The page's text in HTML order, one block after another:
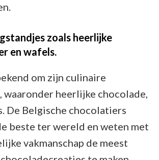
zoals heerlijke
en wafels.
om zijn culinaire
waaronder heerlijke chocolade,
De Belgische chocolatiers
beste ter wereld en weten met
vakmanschap de meest